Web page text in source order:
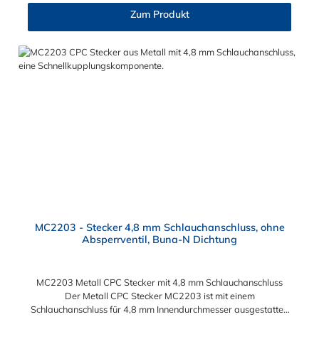
Zum Produkt
MC2203 - Stecker 4,8 mm Schlauchanschluss, ohne
Absperrventil, Buna-N Dichtung
MC2203 Metall CPC Stecker mit 4,8 mm Schlauchanschluss
Der Metall CPC Stecker MC2203 ist mit einem
Schlauchanschluss für 4,8 mm Innendurchmesser ausgestattet.